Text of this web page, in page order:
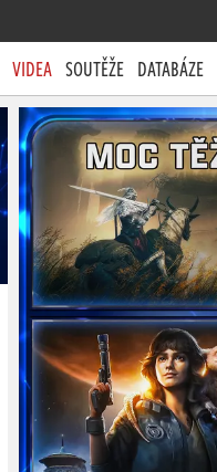
VIDEA SOUTĚŽE DATABÁZE